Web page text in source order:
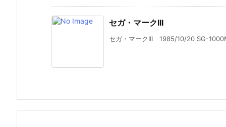
セガ・マークIII
セガ・マークIII 1985/10/20 SG-